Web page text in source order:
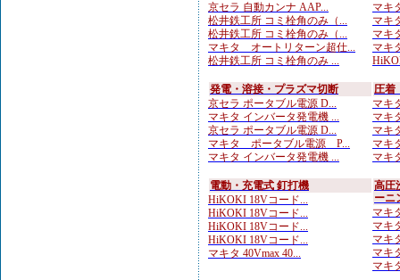
京セラ 自動カンナ AAP...
松井鉄工所 コミ栓角のみ（...
松井鉄工所 コミ栓角のみ（...
マキタ オートリターン超仕...
松井鉄工所 コミ栓角のみ ...
マキ
マキ
マキ
マキ
発電・溶接・プラズマ切断
京セラ ポータブル電源 D...
マキタ インバータ発電機 ...
京セラ ポータブル電源 D...
マキタ ポータブル電源 P...
マキタ インバータ発電機 ...
圧着
マキ
マキ
マキ
マキ
マキ
電動・充電式 釘打機
HiKOKI 18Vコード...
HiKOKI 18Vコード...
HiKOKI 18Vコード...
HiKOKI 18Vコード...
マキタ 40Vmax 40...
高圧
ーニ
マキ
マキ
マキ
マキ
マキ